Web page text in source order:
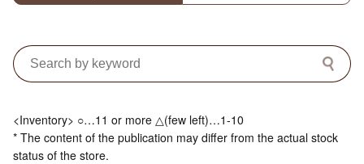
<Inventory> ○…11 or more △(few left)…1-10
* The content of the publication may differ from the actual stock
status of the store.